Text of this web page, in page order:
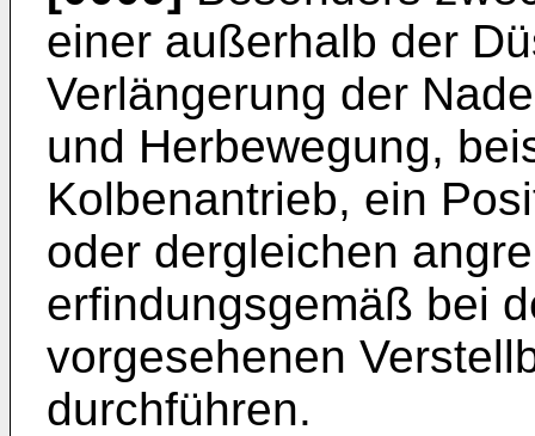
einer außerhalb der
Verlängerung der
und Herbewegung,
Kolbenantrieb, ein
oder dergleichen
erfindungsgemäß bei
vorgesehenen
durchführen.